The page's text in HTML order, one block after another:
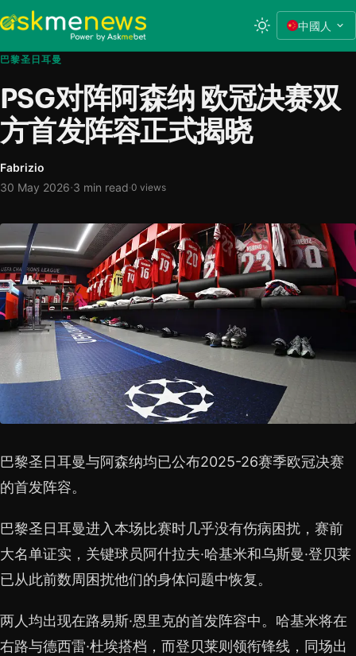
中國人
巴黎圣日耳曼
PSG对阵阿森纳 欧冠决赛双
方首发阵容正式揭晓
Fabrizio
30 May 2026·3 min read·0 views
巴黎圣日耳曼与阿森纳均已公布2025-26赛季欧冠决赛
的首发阵容。
巴黎圣日耳曼进入本场比赛时几乎没有伤病困扰，赛前
大名单证实，关键球员阿什拉夫·哈基米和乌斯曼·登贝莱
已从此前数周困扰他们的身体问题中恢复。
两人均出现在路易斯·恩里克的首发阵容中。哈基米将在
右路与德西雷·杜埃搭档，而登贝莱则领衔锋线，同场出